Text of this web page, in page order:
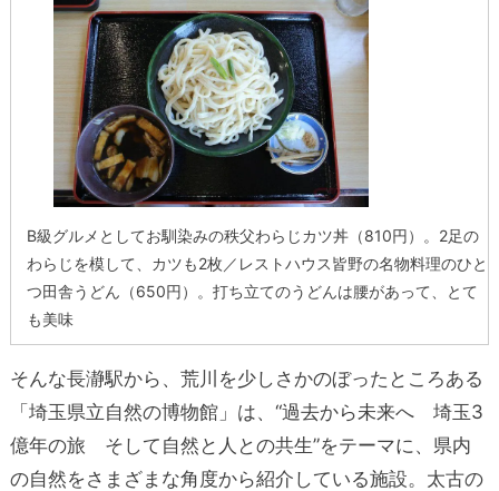
B級グルメとしてお馴染みの秩父わらじカツ丼（810円）。2足の
わらじを模して、カツも2枚／レストハウス皆野の名物料理のひと
つ田舎うどん（650円）。打ち立てのうどんは腰があって、とて
も美味
そんな長瀞駅から、荒川を少しさかのぼったところある
「埼玉県立自然の博物館」は、“過去から未来へ 埼玉3
億年の旅 そして自然と人との共生”をテーマに、県内
の自然をさまざまな角度から紹介している施設。太古の